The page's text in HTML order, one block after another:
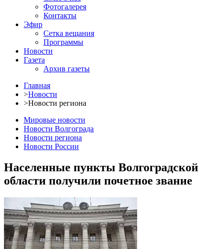
Фотогалерея
Контакты
Эфир
Сетка вещания
Программы
Новости
Газета
Архив газеты
Главная
>Новости
>Новости региона
Мировые новости
Новости Волгограда
Новости региона
Новости России
Населенные пункты Волгоградской
области получили почетное звание